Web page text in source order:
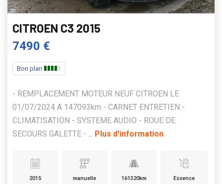
CITROEN C3 2015
7490 €
Bon plan
- REMPLACEMENT MOTEUR NEUF CITROEN LE
01/07/2024 A 147093km - CARNET ENTRETIEN -
CLIMATISATION - SYSTEME AUDIO - ROUE DE
SECOURS GALETTE - ... Plus d'information
2015 manuelle 161320km Essence